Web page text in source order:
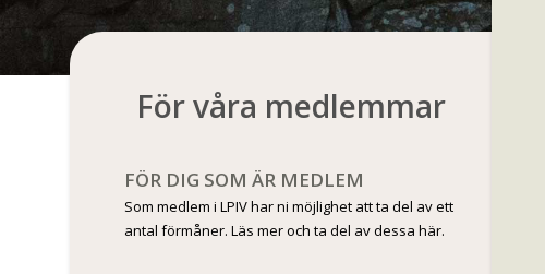
För våra medlemmar
FÖR DIG SOM ÄR MEDLEM
Som medlem i LPIV har ni möjlighet att ta del av ett
antal förmåner. Läs mer och ta del av dessa här.